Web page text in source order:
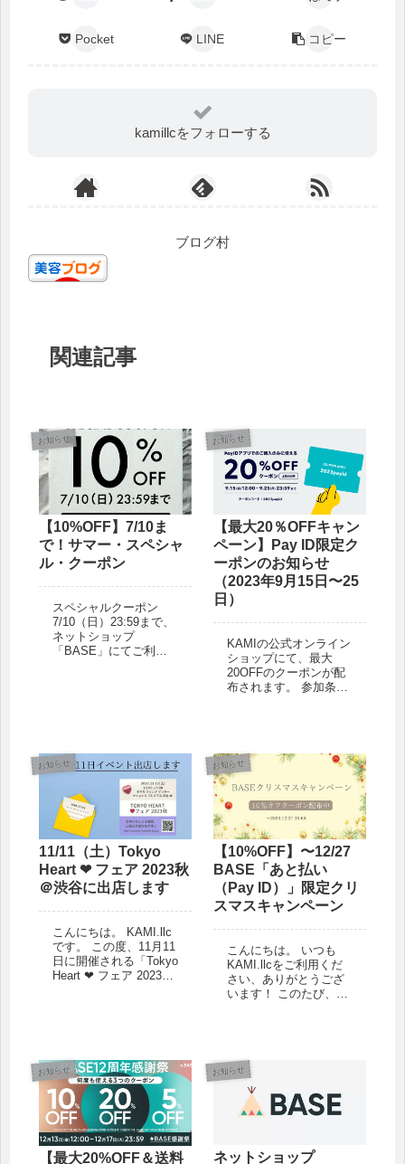
Pocket LINE コピー
kamillcをフォローする
ブログ村
関連記事
お知らせ
【10%OFF】7/10ま
で！サマー・スペシャ
ル・クーポン
スペシャルクーポン
7/10（日）23:59まで、
ネットショップ
「BASE」にてご利用
ください。 ...
お知らせ
【最大20％OFFキャン
ペーン】Pay ID限定ク
ーポンのお知らせ
（2023年9月15日〜25
日）
KAMIの公式オンライン
ショップにて、最大
20OFFのクーポンが配
布されます。 参加条件
さい。 KAMI公式オン
ラインショップへ 何度
でも利用可能...
お知らせ
11/11（土）Tokyo
Heart ❤︎ フェア 2023秋
＠渋谷に出店します
こんにちは。 KAMI.llc
です。 この度、11月11
日に開催される「Tokyo
Heart ❤︎ フェア 2023
お知らせ
【10%OFF】〜12/27
BASE「あと払い
（Pay ID）」限定クリ
スマスキャンペーン
こんにちは。 いつも
KAMI.llcをご利用くだ
さい、ありがとうござ
います！ このたび、
ました。 参加条件を満
たせば、どなたでも対
象になります。 ...
お知らせ
【最大20%OFF＆送料
お知らせ
ネットショップ